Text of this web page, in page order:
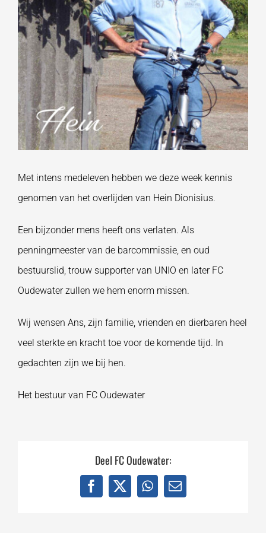
Met intens medeleven hebben we deze week kennis
genomen van het overlijden van Hein Dionisius.
Een bijzonder mens heeft ons verlaten. Als
penningmeester van de barcommissie, en oud
bestuurslid, trouw supporter van UNIO en later FC
Oudewater zullen we hem enorm missen.
Wij wensen Ans, zijn familie, vrienden en dierbaren heel
veel sterkte en kracht toe voor de komende tijd. In
gedachten zijn we bij hen.
Het bestuur van FC Oudewater
Deel FC Oudewater:
Facebook
X WhatsApp
E-